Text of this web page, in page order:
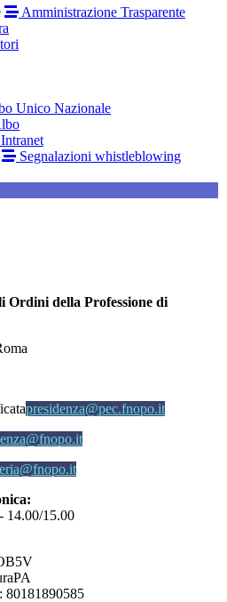
Amministrazione Trasparente
Unico Nazionale
Segnalazioni whistleblowing
Ordini della Professione di
presidenza@pec.fnopo.it
14.00/15.00
80181890585